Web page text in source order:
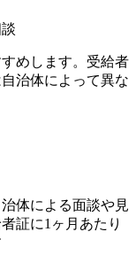
めします。受給者
治体によって異な
体による面談や見
証に1ヶ月あたり